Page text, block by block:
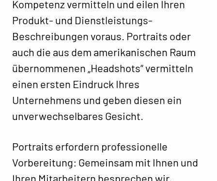
Kompetenz vermitteln und eilen Ihren
Produkt- und Dienstleistungs-
Beschreibungen voraus. Portraits oder
auch die aus dem amerikanischen Raum
übernommenen „Headshots“ vermitteln
einen ersten Eindruck Ihres
Unternehmens und geben diesen ein
unverwechselbares Gesicht.
Portraits erfordern professionelle
Vorbereitung: Gemeinsam mit Ihnen und
Ihren Mitarbeitern besprechen wir,